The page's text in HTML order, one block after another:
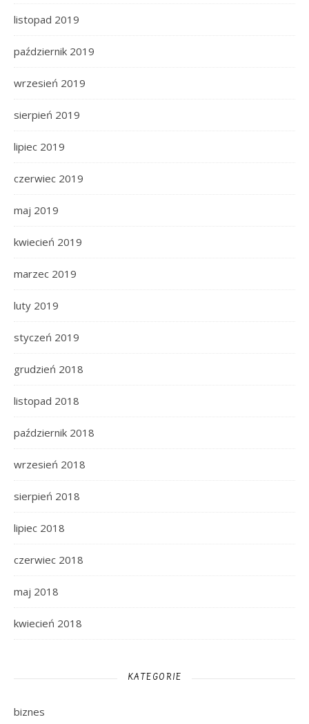
listopad 2019
październik 2019
wrzesień 2019
sierpień 2019
lipiec 2019
czerwiec 2019
maj 2019
kwiecień 2019
marzec 2019
luty 2019
styczeń 2019
grudzień 2018
listopad 2018
październik 2018
wrzesień 2018
sierpień 2018
lipiec 2018
czerwiec 2018
maj 2018
kwiecień 2018
KATEGORIE
biznes